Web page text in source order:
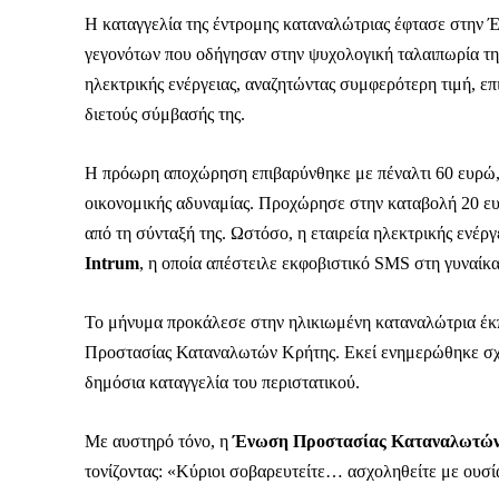
Η καταγγελία της έντρομης καταναλώτριας έφτασε
γεγονότων που οδήγησαν στην ψυχολογική ταλαιπωρία
ηλεκτρικής ενέργειας, αναζητώντας συμφερότερη τιμή,
διετούς σύμβασής της.
Η πρόωρη αποχώρηση επιβαρύνθηκε με πέναλτι 60
οικονομικής αδυναμίας. Προχώρησε στην καταβολή 20
από τη σύνταξή της. Ωστόσο, η εταιρεία ηλεκτρικής
Intrum, η οποία απέστειλε εκφοβιστικό SMS στη
Το μήνυμα προκάλεσε στην ηλικιωμένη καταναλώτρια
Προστασίας Καταναλωτών Κρήτης. Εκεί ενημερώθηκε
δημόσια καταγγελία του περιστατικού.
Με αυστηρό τόνο, ηΈνωση Προστασίας
τονίζοντας: «Κύριοι σοβαρευτείτε… ασχοληθείτε με